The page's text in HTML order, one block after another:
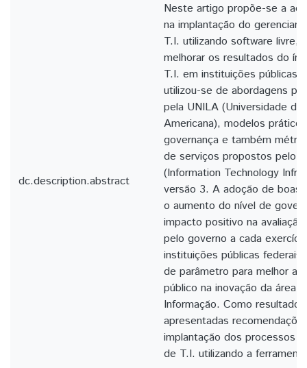
dc.description.abstract
Neste artigo propõe-se a
na implantação do
T.I. utilizando software livre,
melhorar os resultados do
T.I. em instituições públicas
utilizou-se de abordagens
pela UNILA (Universidade
Americana), modelos
governança e também
de serviços propostos pelo
(Information Technology
versão 3. A adoção de boas
o aumento do nível de
impacto positivo na
pelo governo a cada
instituições públicas
de parâmetro para melhor
público na inovação da área
Informação. Como resultado
apresentadas
implantação dos processos
de T.I. utilizando a